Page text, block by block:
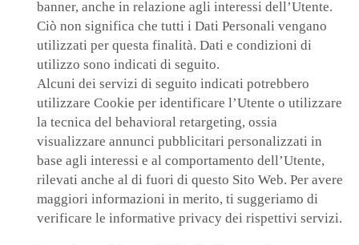
banner, anche in relazione agli interessi dell’Utente.
Ciò non significa che tutti i Dati Personali vengano
utilizzati per questa finalità. Dati e condizioni di
utilizzo sono indicati di seguito.
Alcuni dei servizi di seguito indicati potrebbero
utilizzare Cookie per identificare l’Utente o utilizzare
la tecnica del behavioral retargeting, ossia
visualizzare annunci pubblicitari personalizzati in
base agli interessi e al comportamento dell’Utente,
rilevati anche al di fuori di questo Sito Web. Per avere
maggiori informazioni in merito, ti suggeriamo di
verificare le informative privacy dei rispettivi servizi.